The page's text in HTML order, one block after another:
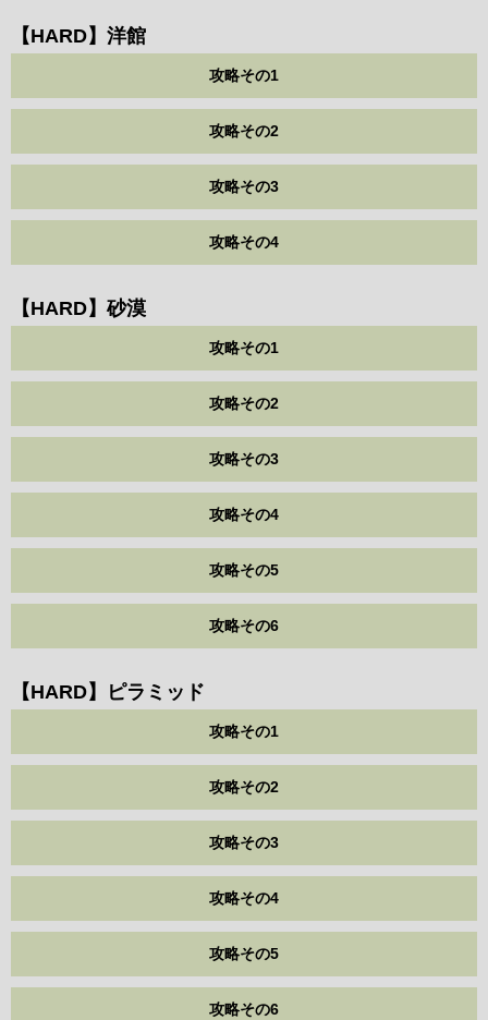
【HARD】洋館
攻略その1
攻略その2
攻略その3
攻略その4
【HARD】砂漠
攻略その1
攻略その2
攻略その3
攻略その4
攻略その5
攻略その6
【HARD】ピラミッド
攻略その1
攻略その2
攻略その3
攻略その4
攻略その5
攻略その6